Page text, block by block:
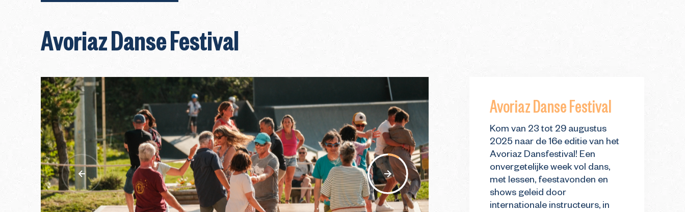
Avoriaz Danse Festival
nav
Avoriaz Danse Festival
Kom van 23 tot 29 augustus
2025 naar de 16e editie van het
Avoriaz Dansfestival! Een
onvergetelijke week vol dans,
met lessen, feestavonden en
shows geleid door
internationale instructeurs, in